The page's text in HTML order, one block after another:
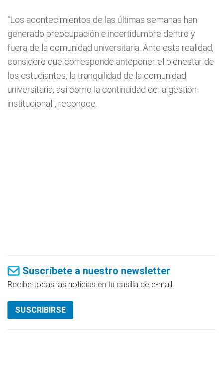
"Los acontecimientos de las últimas semanas han
generado preocupación e incertidumbre dentro y
fuera de la comunidad universitaria. Ante esta realidad,
considero que corresponde anteponer el bienestar de
los estudiantes, la tranquilidad de la comunidad
universitaria, así como la continuidad de la gestión
institucional", reconoce.
Suscríbete a nuestro newsletter
Recibe todas las noticias en tu casilla de e-mail.
SUSCRIBIRSE